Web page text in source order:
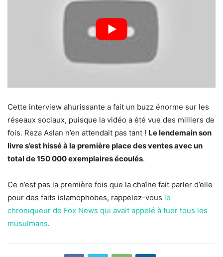
Cette interview ahurissante a fait un buzz énorme sur les
réseaux sociaux, puisque la vidéo a été vue des milliers de
fois. Reza Aslan n’en attendait pas tant ! Le lendemain son
livre s’est hissé à la première place des ventes avec un
total de 150 000 exemplaires écoulés.
Ce n’est pas la première fois que la chaîne fait parler d’elle
pour des faits islamophobes, rappelez-vous le
chroniqueur de Fox News qui avait appelé à tuer tous les
musulmans.